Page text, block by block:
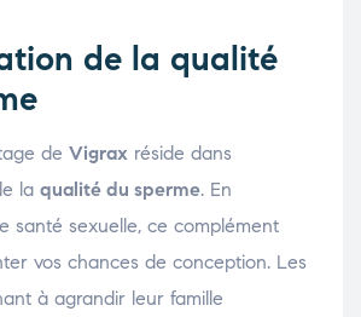
de la qualité
de Vigrax réside dans
la qualité du sperme. En
santé sexuelle, ce complément
vos chances de conception. Les
à agrandir leur famille